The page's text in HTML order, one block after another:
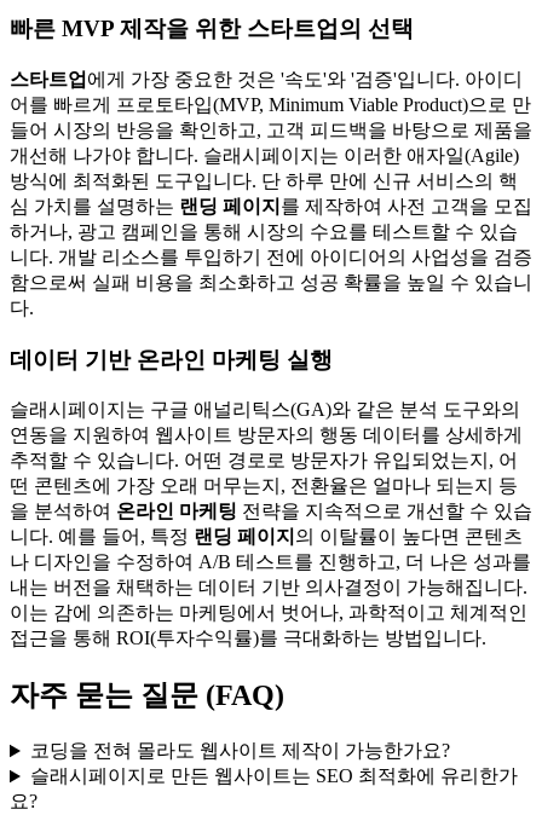
빠른 MVP 제작을 위한 스타트업의 선택
스타트업 에게 가장 중요한 것은 '속도'와 '검증'입니다. 아이디
어를 빠르게 프로토타입(MVP, Minimum Viable Product)으로 만
들어 시장의 반응을 확인하고, 고객 피드백을 바탕으로 제품을
개선해 나가야 합니다. 슬래시페이지는 이러한 애자일(Agile)
방식에 최적화된 도구입니다. 단 하루 만에 신규 서비스의 핵
심 가치를 설명하는 랜딩 페이지 를 제작하여 사전 고객을 모집
하거나, 광고 캠페인을 통해 시장의 수요를 테스트할 수 있습
니다. 개발 리소스를 투입하기 전에 아이디어의 사업성을 검증
함으로써 실패 비용을 최소화하고 성공 확률을 높일 수 있습니
다.
데이터 기반 온라인 마케팅 실행
슬래시페이지는 구글 애널리틱스(GA)와 같은 분석 도구와의
연동을 지원하여 웹사이트 방문자의 행동 데이터를 상세하게
추적할 수 있습니다. 어떤 경로로 방문자가 유입되었는지, 어
떤 콘텐츠에 가장 오래 머무는지, 전환율은 얼마나 되는지 등
을 분석하여 온라인 마케팅 전략을 지속적으로 개선할 수 있습
니다. 예를 들어, 특정 랜딩 페이지 의 이탈률이 높다면 콘텐츠
나 디자인을 수정하여 A/B 테스트를 진행하고, 더 나은 성과를
내는 버전을 채택하는 데이터 기반 의사결정이 가능해집니다.
이는 감에 의존하는 마케팅에서 벗어나, 과학적이고 체계적인
접근을 통해 ROI(투자수익률)를 극대화하는 방법입니다.
자주 묻는 질문 (FAQ)
코딩을 전혀 몰라도 웹사이트 제작이 가능한가요?
슬래시페이지로 만든 웹사이트는 SEO 최적화에 유리한가
요?